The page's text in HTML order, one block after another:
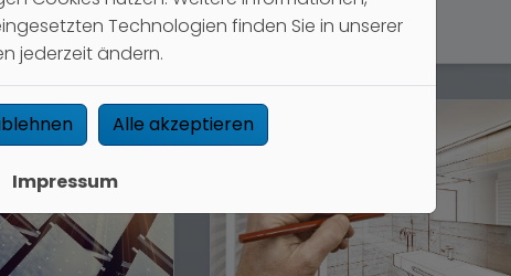
Weiterlesen
Technologien finden Sie in unserer
jederzeit ändern.
Alle akzeptieren
Impressum